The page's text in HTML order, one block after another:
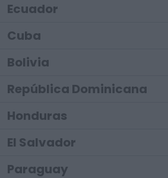
Ecuador
Cuba
Bolivia
República Dominicana
Honduras
El Salvador
Paraguay